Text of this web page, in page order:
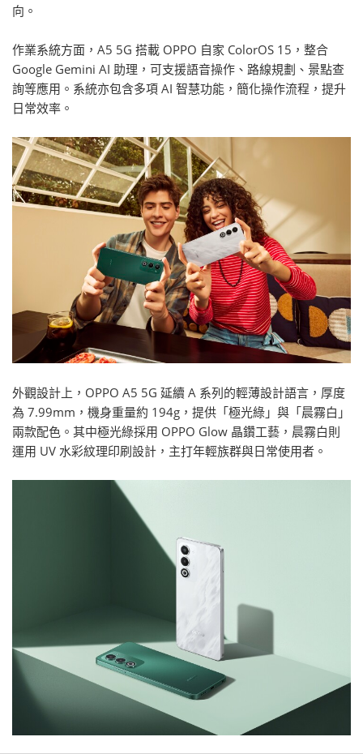
向。
作業系統方面，A5 5G 搭載 OPPO 自家 ColorOS 15，整合
Google Gemini AI 助理，可支援語音操作、路線規劃、景點查
詢等應用。系統亦包含多項 AI 智慧功能，簡化操作流程，提升
日常效率。
外觀設計上，OPPO A5 5G 延續 A 系列的輕薄設計語言，厚度
為 7.99mm，機身重量約 194g，提供「極光綠」與「晨霧白」
兩款配色。其中極光綠採用 OPPO Glow 晶鑽工藝，晨霧白則
運用 UV 水彩紋理印刷設計，主打年輕族群與日常使用者。